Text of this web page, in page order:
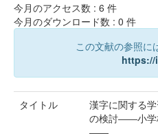
今月のアクセス数 : 6 件
今月のダウンロード数 : 0 件
この文献の参照に
https://
タイトル
漢字に関する
の検討――小学
――